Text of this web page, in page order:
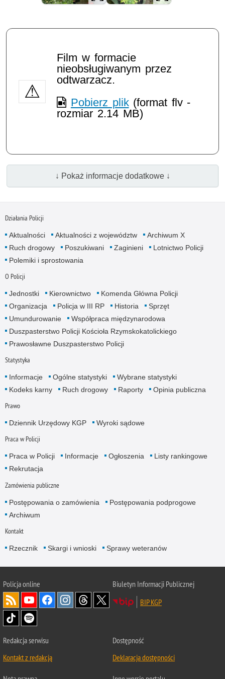
Film w formacie
nieobsługiwanym przez
odtwarzacz.
Pobierz plik(format flv -
rozmiar 2.14 MB)
↓ Pokaż informacje dodatkowe ↓
Działania Policji
Aktualności Aktualności z województw
Archiwum X
Ruch drogowy
Poszukiwani Zaginieni
Lotnictwo Policji
Polemiki i sprostowania
O Policji
Jednostki Kierownictwo
Komenda Główna Policji
Organizacja
Policja w III RP Historia
Sprzęt
Umundurowanie
Współpraca międzynarodowa
Duszpasterstwo Policji Kościoła Rzymskokatolickiego
Prawosławne Duszpasterstwo Policji
Statystyka
Informacje Ogólne statystyki
Wybrane statystyki
Kodeks karny
Ruch drogowy Raporty Opinia publiczna
Prawo
Dziennik Urzędowy KGP Wyroki sądowe
Praca w Policji
Praca w Policji Informacje Ogłoszenia
Listy rankingowe
Rekrutacja
Zamówienia publiczne
Postępowania o zamówienia
Postępowania podprogowe
Archiwum
Kontakt
Rzecznik Skargi i wnioski Sprawy weteranów
Policjaonline
Biuletyn Informacji Publicznej
BIP KGP
Redakcja serwisu
Kontakt z redakcją
Dostępność
Deklaracja dostępności